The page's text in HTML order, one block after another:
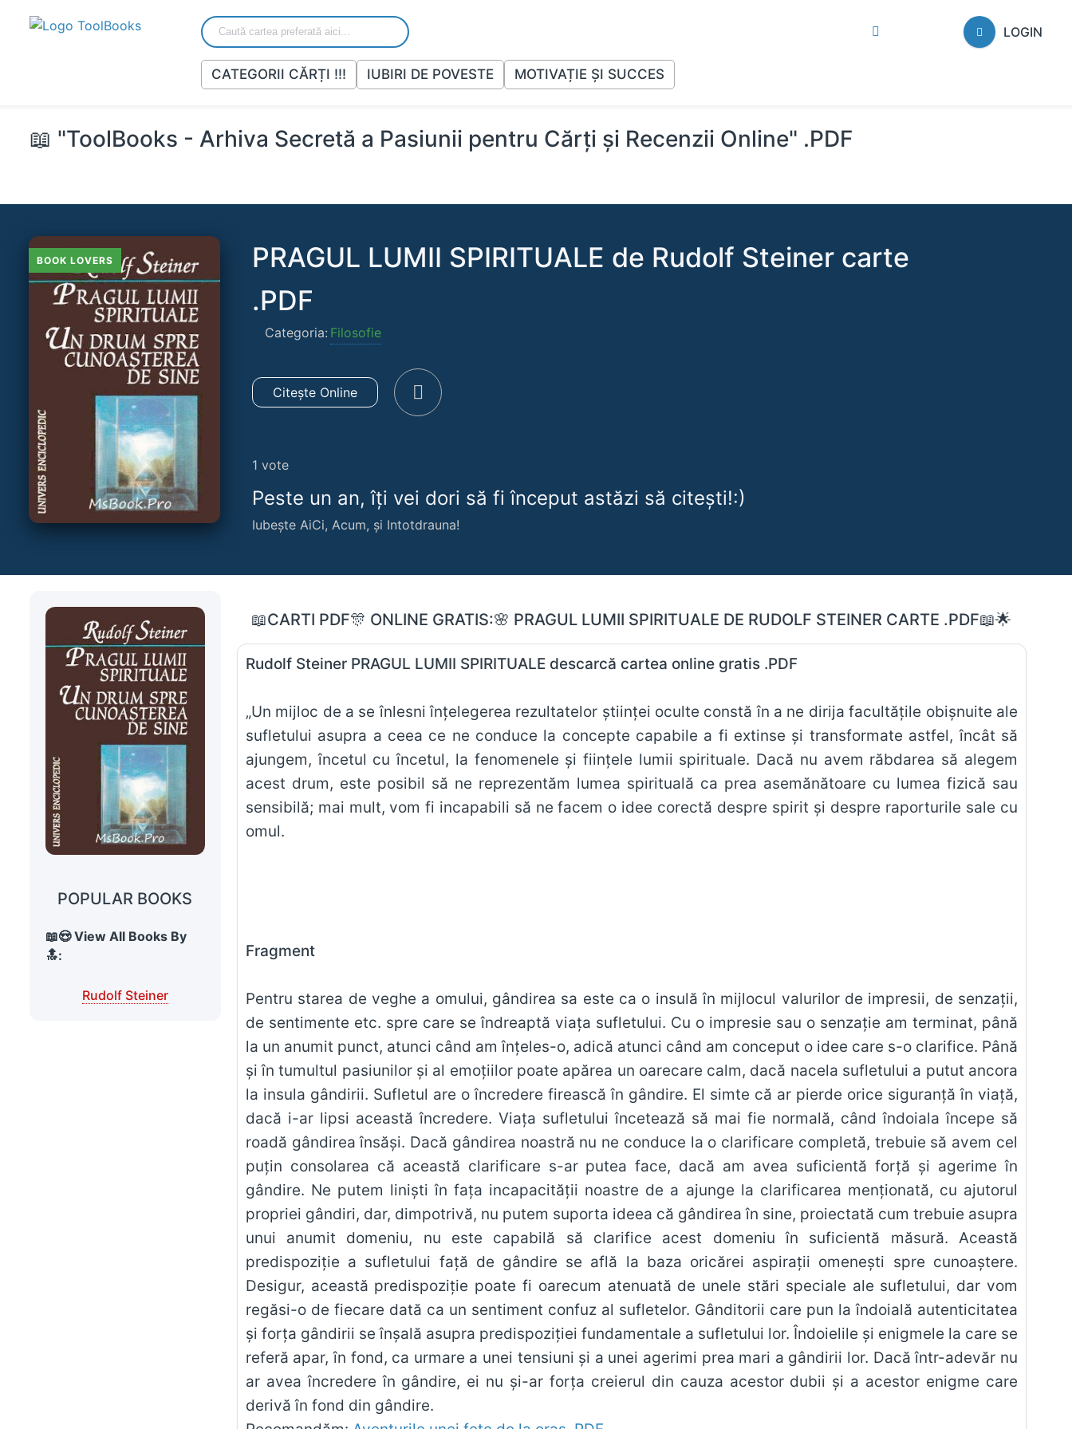
CATEGORII CĂRȚI !!! IUBIRI DE POVESTE MOTIVAȚIE ȘI SUCCES
LOGIN
📖 "ToolBooks - Arhiva Secretă a Pasiunii pentru Cărți și Recenzii Online" .PDF
BOOK LOVERS
PRAGUL LUMII SPIRITUALE de Rudolf Steiner carte
.PDF
Categoria: Filosofie
Citește Online
1 vote
Peste un an, îți vei dori să fi început astăzi să citești!:)
Iubește AiCi, Acum, și Intotdrauna!
POPULAR BOOKS
📖😍 View All Books By
🔝:
Rudolf Steiner
📖CARTI PDF🎊 ONLINE GRATIS:🌸 PRAGUL LUMII SPIRITUALE DE RUDOLF STEINER CARTE .PDF📖🌟
Rudolf Steiner PRAGUL LUMII SPIRITUALE descarcă cartea online gratis .PDF
„Un mijloc de a se înlesni înţelegerea rezultatelor ştiinţei oculte constă în a ne dirija facultăţile obişnuite ale
sufletului asupra a ceea ce ne conduce la concepte capabile a fi extinse şi transformate astfel, încât să
ajungem, încetul cu încetul, la fenomenele şi fiinţele lumii spirituale. Dacă nu avem răbdarea să alegem
acest drum, este posibil să ne reprezentăm lumea spirituală ca prea asemănătoare cu lumea fizică sau
sensibilă; mai mult, vom fi incapabili să ne facem o idee corectă despre spirit şi despre raporturile sale cu
omul.
Fragment
Pentru starea de veghe a omului, gândirea sa este ca o insulă în mijlocul valurilor de impresii, de senzaţii,
de sentimente etc. spre care se îndreaptă viaţa sufletului. Cu o impresie sau o senzaţie am terminat, până
la un anumit punct, atunci când am înţeles-o, adică atunci când am conceput o idee care s-o clarifice. Până
şi în tumultul pasiunilor şi al emoţiilor poate apărea un oarecare calm, dacă nacela sufletului a putut ancora
la insula gândirii. Sufletul are o încredere firească în gândire. El simte că ar pierde orice siguranţă în viaţă,
dacă i-ar lipsi această încredere. Viaţa sufletului încetează să mai fie normală, când îndoiala începe să
roadă gândirea însăşi. Dacă gândirea noastră nu ne conduce la o clarificare completă, trebuie să avem cel
puţin consolarea că această clarificare s-ar putea face, dacă am avea suficientă forţă şi agerime în
gândire. Ne putem linişti în faţa incapacităţii noastre de a ajunge la clarificarea menţionată, cu ajutorul
propriei gândiri, dar, dimpotrivă, nu putem suporta ideea că gândirea în sine, proiectată cum trebuie asupra
unui anumit domeniu, nu este capabilă să clarifice acest domeniu în suficientă măsură. Această
predispoziţie a sufletului faţă de gândire se află la baza oricărei aspiraţii omeneşti spre cunoaştere.
Desigur, această predispoziţie poate fi oarecum atenuată de unele stări speciale ale sufletului, dar vom
regăsi-o de fiecare dată ca un sentiment confuz al sufletelor. Gânditorii care pun la îndoială autenticitatea
şi forţa gândirii se înşală asupra predispoziţiei fundamentale a sufletului lor. Îndoielile şi enigmele la care se
referă apar, în fond, ca urmare a unei tensiuni şi a unei agerimi prea mari a gândirii lor. Dacă într-adevăr nu
ar avea încredere în gândire, ei nu şi-ar forţa creierul din cauza acestor dubii şi a acestor enigme care
derivă în fond din gândire.